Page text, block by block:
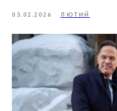
03.02.2026 ЛЮТИЙ